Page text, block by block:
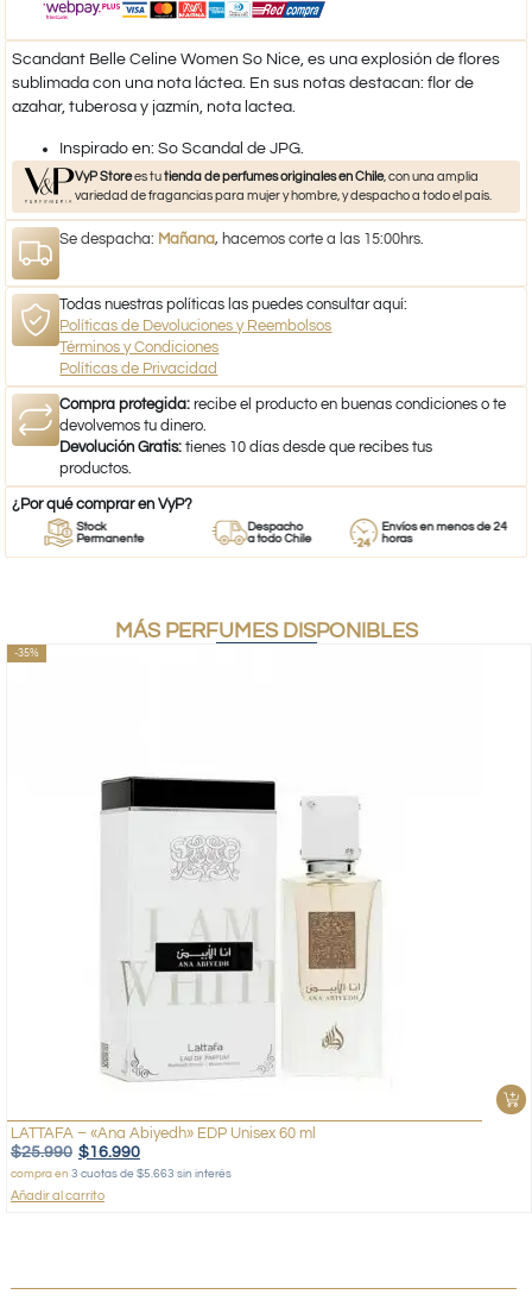
Scandant Belle Celine Women So Nice, es una explosión de flores
sublimada con una nota láctea. En sus notas destacan: flor de
azahar, tuberosa y jazmín, nota lactea.
​Inspirado en: So Scandal de JPG.
VyP Storees tutienda de perfumes originales en Chile, con una amplia
variedad de fragancias para mujer y hombre, y despacho a todo el país.
Se despacha: Mañana, hacemos corte a las 15:00hrs.
Todas nuestras políticas las puedes consultar aquí:
Políticas de Devoluciones y Reembolsos
Términos y Condiciones
Políticas de Privacidad
Compra protegida: recibe el producto en buenas condiciones o te
devolvemos tu dinero.
Devolución Gratis: tienes 10 días desde que recibes tus
productos.
¿Por qué comprar en VyP?
Stock
Permanente
Despacho
a todo Chile
Envíos en menos de 24
horas
MÁS PERFUMES DISPONIBLES
-35%
LATTAFA – «Ana Abiyedh» EDP Unisex 60 ml
$25.990 $16.990
compra en 3 cuotas de $5.663 sin interés
Añadir al carrito